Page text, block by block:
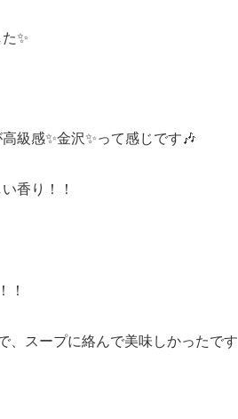
✨
級感✨金沢✨って感じです🎶
香り！！
！
、スープに絡んで美味しかったです